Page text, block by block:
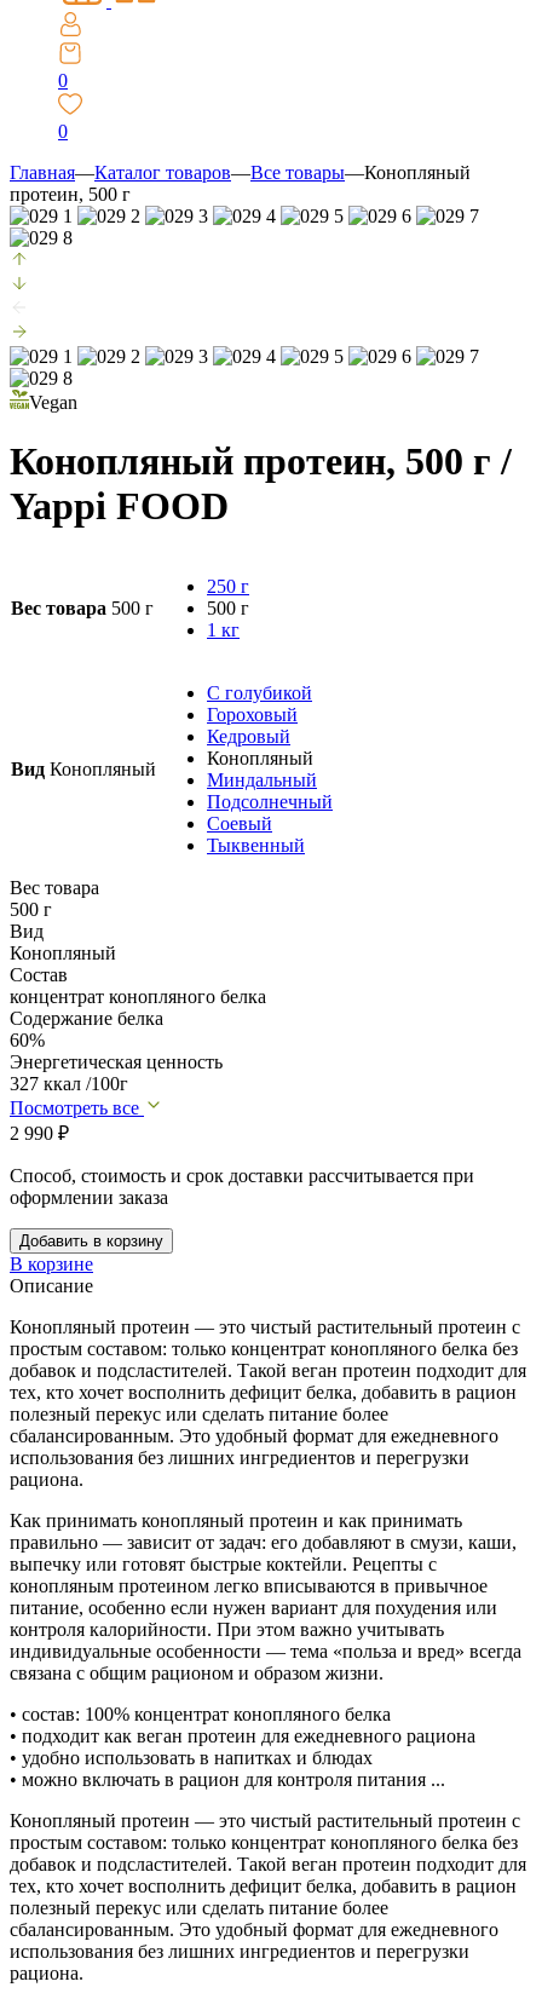
0
0
Главная—Каталог товаров—Все товары—Конопляный
протеин, 500 г
Vegan
Конопляный протеин, 500 г /
Yappi FOOD
Вес товара 500 г
250 г
500 г
1 кг
Вид Конопляный
С голубикой
Гороховый
Кедровый
Конопляный
Миндальный
Подсолнечный
Соевый
Тыквенный
Вес товара
500 г
Вид
Конопляный
Состав
концентрат конопляного белка
Содержание белка
60%
Энергетическая ценность
327 ккал /100г
Посмотреть все
2 990 ₽
Способ, стоимость и срок доставки рассчитывается при
оформлении заказа
Добавить в корзину
В корзине
Описание
Конопляный протеин — это чистый растительный протеин с
простым составом: только концентрат конопляного белка без
добавок и подсластителей. Такой веган протеин подходит для
тех, кто хочет восполнить дефицит белка, добавить в рацион
полезный перекус или сделать питание более
сбалансированным. Это удобный формат для ежедневного
использования без лишних ингредиентов и перегрузки
рациона.
Как принимать конопляный протеин и как принимать
правильно — зависит от задач: его добавляют в смузи, каши,
выпечку или готовят быстрые коктейли. Рецепты с
конопляным протеином легко вписываются в привычное
питание, особенно если нужен вариант для похудения или
контроля калорийности. При этом важно учитывать
индивидуальные особенности — тема «польза и вред» всегда
связана с общим рационом и образом жизни.
• состав: 100% концентрат конопляного белка
• подходит как веган протеин для ежедневного рациона
• удобно использовать в напитках и блюдах
• можно включать в рацион для контроля питания ...
Конопляный протеин — это чистый растительный протеин с
простым составом: только концентрат конопляного белка без
добавок и подсластителей. Такой веган протеин подходит для
тех, кто хочет восполнить дефицит белка, добавить в рацион
полезный перекус или сделать питание более
сбалансированным. Это удобный формат для ежедневного
использования без лишних ингредиентов и перегрузки
рациона.